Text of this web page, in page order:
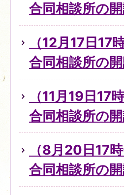
合同相談所の
（12月17日
合同相談所の
（11月19日
合同相談所の
（8月20日17
合同相談所の